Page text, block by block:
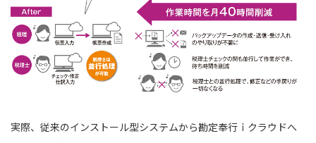
実際、従来のインストール型システムから勘定奉行ｉクラウドへ